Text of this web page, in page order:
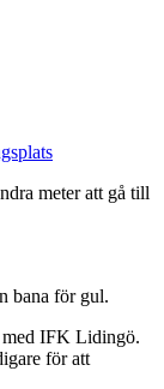
meter att gå till
bana för gul.
med IFK Lidingö.
för att